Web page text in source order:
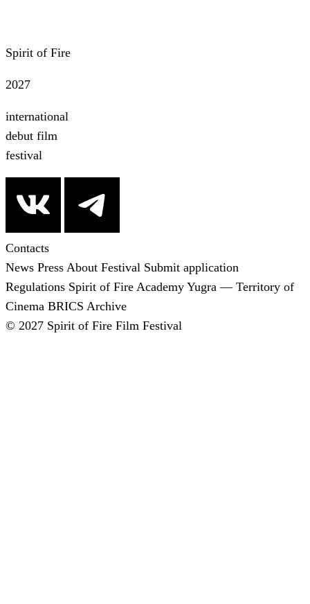
Spirit of Fire
2027
international
debut film
festival
Contacts
News Press About Festival Submit application
Regulations Spirit of Fire Academy Yugra — Territory of
Cinema BRICS Archive
© 2027 Spirit of Fire Film Festival